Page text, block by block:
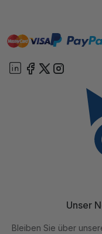
mastervisa paypal
Unser
Bleiben Sie über